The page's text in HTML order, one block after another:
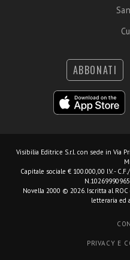
ABBONATI
Visibilia Editrice S.r.l. con sede in Via
Capitale sociale € 100.000,00 I.V. -
Novella 2000 © 2026. Iscritta al
letteraria ed
PRIVACY E